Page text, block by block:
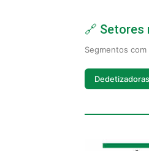
🔗 Setores
Segmentos
Dedetizadoras